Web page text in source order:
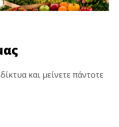
και μείνετε πάντοτε